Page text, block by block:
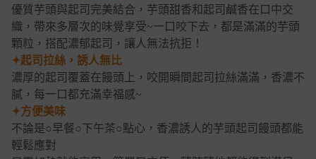
優質芋頭與起司完美結合，芋頭甜香和起司鹹香在口中交
織，帶來多層次的味覺享受~一口咬下去，都是滿滿的芋頭
顆粒，搭配濃郁起司，讓人無法抗拒！
✦起司拉絲，誘人無比
濃厚的起司覆蓋在饅頭上，咬開瞬間起司拉絲滿滿，香濃不
膩，每一口都充滿幸福感~
✦方便美味
不論是○早餐○下午茶○點心，香濃誘人的芋頭起司饅頭都能
輕鬆應對